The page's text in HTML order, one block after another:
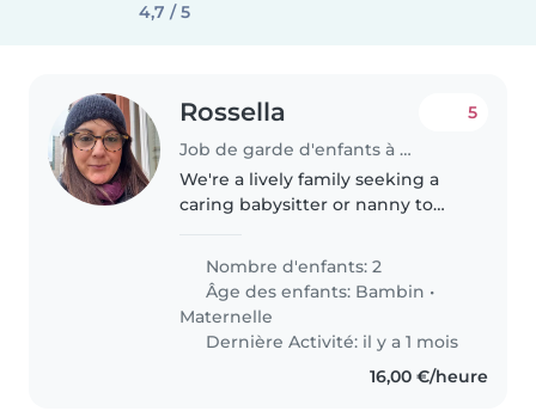
4,7 / 5
Rossella
Job de garde d'enfants à Mertert
5
We're a lively family seeking a
caring babysitter or nanny to
little ones, a toddler and a pre-
schooler, are creative, intelligent,
and full of energy!..
Nombre d'enfants: 2
Âge des enfants: Bambin •
Maternelle
Dernière Activité: il y a 1 mois
16,00 €/heure